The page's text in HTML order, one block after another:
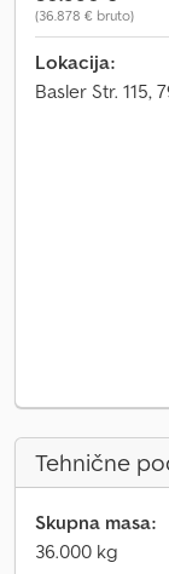
(36.878 € bruto)
Lokacija:
Basler Str. 115,
Tehnične
Skupna masa:
36.000 kg